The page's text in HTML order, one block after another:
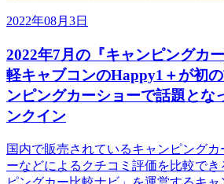
2022年08月3日
2022年7月の『キャンピングカ
軽キャブコンのHappy1＋が初
ンピングカーショーで話題とな
ンクイン
国内で販売されているキャンピング
ーなどによるクチコミ評価を比較で